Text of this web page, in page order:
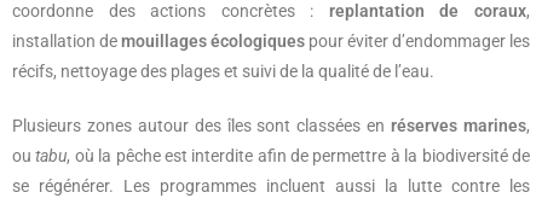
coordonne des actions concrètes : replantation de coraux,
installation demouillages écologiques pour éviter d’endommager les
récifs, nettoyage des plages et suivi de la qualité de l’eau.
Plusieurs zones autour des îles sont classées enréserves marines,
outabu, où la pêche est interdite afin de permettre à la biodiversité de
se régénérer. Les programmes incluent aussi la lutte contre les